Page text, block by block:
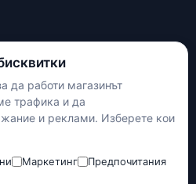
Шумен
да работи магазинът
трафика и да
и реклами. Изберете кои
Маркетинг
Предпочитания